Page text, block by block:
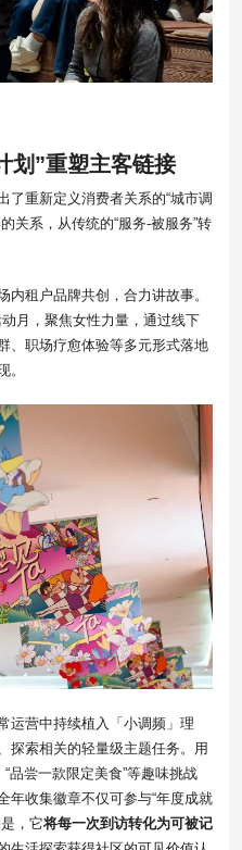
划”重塑主客链接
了重新定义消费者关系的“城市调
关系，从传统的“服务-被服务”转
租户品牌共创，合力讲故事。
月，聚焦女性力量，通过线下
、职场疗愈体验等多元形式落地
。
运营中持续植入「小调频」理
探索相关的轻量级主题任务。用
品尝一款限定美食”等趣味挑战
年收集徽章不仅可参与“年度成就
，它将每一次到访转化为可被记